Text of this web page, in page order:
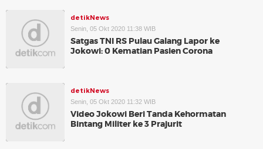
detikNews
Senin, 05 Okt 2020 11:38 WIB
Satgas TNI RS Pulau Galang Lapor ke
Jokowi: 0 Kematian Pasien Corona
detikNews
Senin, 05 Okt 2020 11:32 WIB
Video Jokowi Beri Tanda Kehormatan
Bintang Militer ke 3 Prajurit